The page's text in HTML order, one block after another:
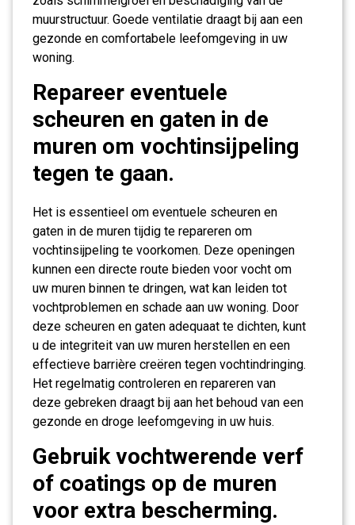
muurstructuur. Goede ventilatie draagt bij aan een
gezonde en comfortabele leefomgeving in uw
woning.
Repareer eventuele
scheuren en gaten in de
muren om vochtinsijpeling
tegen te gaan.
Het is essentieel om eventuele scheuren en
gaten in de muren tijdig te repareren om
vochtinsijpeling te voorkomen. Deze openingen
kunnen een directe route bieden voor vocht om
uw muren binnen te dringen, wat kan leiden tot
vochtproblemen en schade aan uw woning. Door
deze scheuren en gaten adequaat te dichten, kunt
u de integriteit van uw muren herstellen en een
effectieve barrière creëren tegen vochtindringing.
Het regelmatig controleren en repareren van
deze gebreken draagt bij aan het behoud van een
gezonde en droge leefomgeving in uw huis.
Gebruik vochtwerende verf
of coatings op de muren
voor extra bescherming.